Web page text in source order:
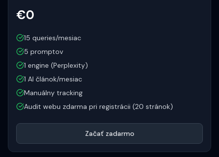
€0
15 queries/mesiac
5 promptov
1 engine (Perplexity)
1 AI článok/mesiac
Manuálny tracking
Audit webu zdarma pri registrácii (20 stránok)
Začať zadarmo